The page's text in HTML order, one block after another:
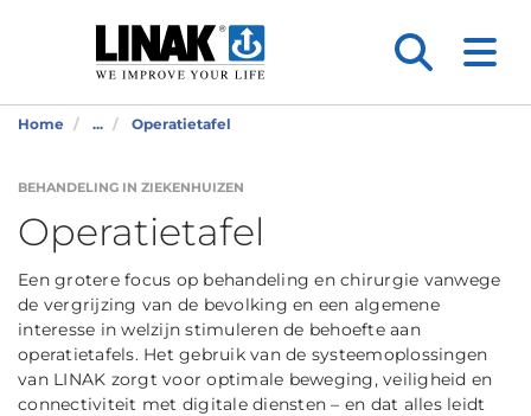
Home ... Operatietafel
BEHANDELING IN ZIEKENHUIZEN
Operatietafel
Een grotere focus op behandeling en chirurgie vanwege
de vergrijzing van de bevolking en een algemene
interesse in welzijn stimuleren de behoefte aan
operatietafels. Het gebruik van de systeemoplossingen
van LINAK zorgt voor optimale beweging, veiligheid en
connectiviteit met digitale diensten – en dat alles leidt